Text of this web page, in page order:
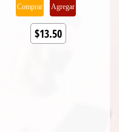
Comprar Agregar
$13.50